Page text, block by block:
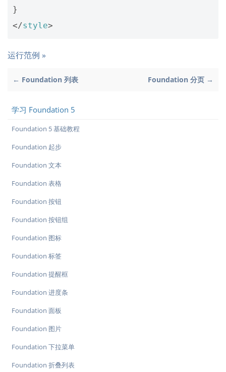
}
</style>
运行范例 »
← Foundation 列表 Foundation 分页 →
学习 Foundation 5
Foundation 5 基础教程
Foundation 起步
Foundation 文本
Foundation 表格
Foundation 按钮
Foundation 按钮组
Foundation 图标
Foundation 标签
Foundation 提醒框
Foundation 进度条
Foundation 面板
Foundation 图片
Foundation 下拉菜单
Foundation 折叠列表